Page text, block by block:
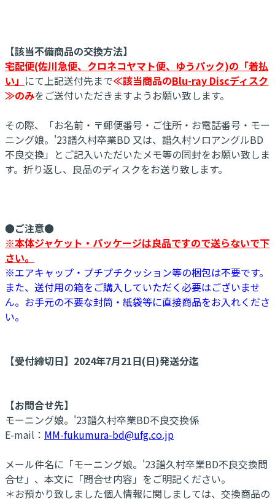
【該当不備商品の交換方法】
宅配便(佐川急便、クロネコヤマト便、ゆうパック)の「着払
い」 にて上記送付先まで≪該当商品のBlu-ray Discディスク
≫のみをご送付いただきますようお願い致します。
その際、「お名前・〒郵便番号・ご住所・お電話番号・モー
ニング娘。'23譜久村卒業BD 又は、譜久村ソロアングルBD
不良交換」とご記入いただいたメモ等の同封をお願い致しま
す。折り返し、良品のディスクをお送り致します。
●ご注意●
※本体ジャケット・パッケージは良品ですので送らないで下
さい。
※エアキャップ・プチプチクッション等の梱包は不要です。
また、送付用の箱をご購入していただく必要はございませ
ん。お手元の不要な封筒・紙袋等に直接商品をお入れくださ
い。
【受付締切日】2024年7月21日(日)発送分迄
【お問合せ先】
モーニング娘。'23譜久村卒業BD不良交換係
E-mail： MM-fukumura-bd@ufg.co.jp
メール件名に「モーニング娘。'23譜久村卒業BD不良交換問
合せ」、本文に「問合せ内容」をご明記ください。
＊お預かり致しました個人情報に関しましては、交換商品の